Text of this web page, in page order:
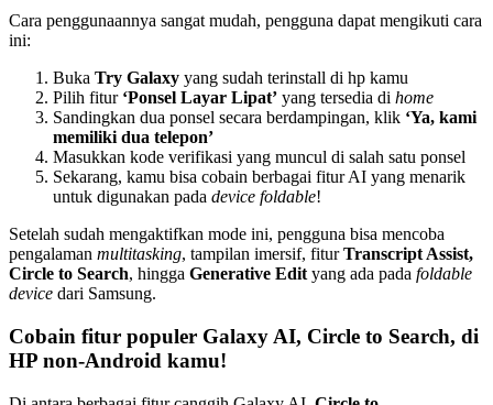
Cara penggunaannya sangat mudah, pengguna dapat mengikuti cara
ini:
Buka Try Galaxy yang sudah terinstall di hp kamu
Pilih fitur ‘Ponsel Layar Lipat’ yang tersedia di home
Sandingkan dua ponsel secara berdampingan, klik ‘Ya, kami
memiliki dua telepon’
Masukkan kode verifikasi yang muncul di salah satu ponsel
Sekarang, kamu bisa cobain berbagai fitur AI yang menarik
untuk digunakan pada device foldable!
Setelah sudah mengaktifkan mode ini, pengguna bisa mencoba
pengalaman multitasking, tampilan imersif, fiturTranscript Assist,
Circle to Search, hingga Generative Edit yang ada pada foldable
device dari Samsung.
Cobain fitur populer Galaxy AI, Circle to Search, di
HP non-Android kamu!